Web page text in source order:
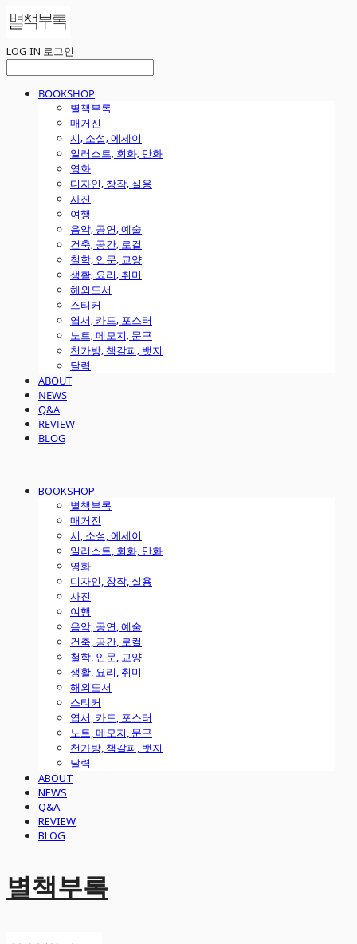
LOG IN 로그인
BOOKSHOP
별책부록
매거진
시, 소설, 에세이
일러스트, 회화, 만화
영화
디자인, 창작, 실용
사진
여행
음악, 공연, 예술
건축, 공간, 로컬
철학, 인문, 교양
생활, 요리, 취미
해외도서
스티커
엽서, 카드, 포스터
노트, 메모지, 문구
천가방, 책갈피, 뱃지
달력
ABOUT
NEWS
Q&A
REVIEW
BLOG
BOOKSHOP
별책부록
매거진
시, 소설, 에세이
일러스트, 회화, 만화
영화
디자인, 창작, 실용
사진
여행
음악, 공연, 예술
건축, 공간, 로컬
철학, 인문, 교양
생활, 요리, 취미
해외도서
스티커
엽서, 카드, 포스터
노트, 메모지, 문구
천가방, 책갈피, 뱃지
달력
ABOUT
NEWS
Q&A
REVIEW
BLOG
별책부록